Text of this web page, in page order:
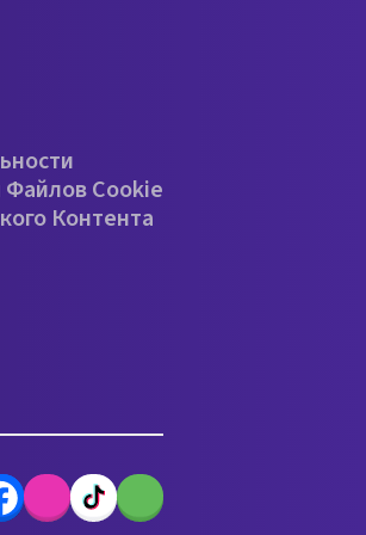
Cookie
Контента